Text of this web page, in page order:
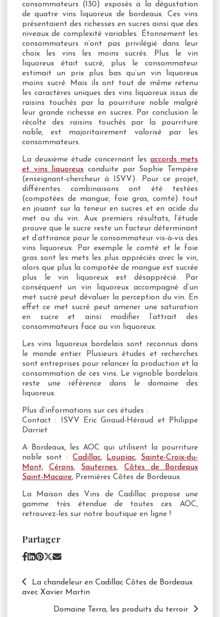
consommateurs (130) exposés à la dégustation
de quatre vins liquoreux de bordeaux. Ces vins
présentaient des richesses en sucres ainsi que des
niveaux de complexité variables. Étonnement les
consommateurs n’ont pas privilégié dans leur
choix les vins les moins sucrés. Plus le vin
liquoreux était sucré, plus le consommateur
estimait un prix plus bas qu’un vin liquoreux
moins sucré. Mais ils ont tout de même retenu
les caractères uniques des vins liquoreux issus de
raisins touchés par la pourriture noble malgré
leur grande richesse en sucres. Par conclusion le
récolte des raisins touchés par la pourriture
noble, est majoritairement valorisé par les
consommateurs.
La deuxième étude concernant les accords mets
et vins liquoreux conduite par Sophie Tempère
(enseignant-chercheur à ISVV). Pour ce projet,
différentes combinaisons ont été testées
(compotées de mangue, foie gras, comté) tout
en jouant sur la teneur en sucres et en acide du
met ou du vin. Aux premiers résultats, l’étude
prouve que le sucre reste un facteur déterminant
et d’attirance pour le consommateur vis-à-vis des
vins liquoreux. Par exemple le comté et le foie
gras sont les mets les plus appréciés avec le vin,
alors que plus la compotée de mangue est sucrée
plus le vin liquoreux est désapprécié. Par
conséquent un vin liquoreux accompagné d’un
met sucré peut dévaluer la perception du vin. En
effet ce met sucré peut amener une saturation
en sucre et ainsi modifier l’attrait des
consommateurs face au vin liquoreux.
Les vins liquoreux bordelais sont reconnus dans
le monde entier. Plusieurs études et recherches
sont entreprises pour relancer la production et la
consommation de ces vins. Le vignoble bordelais
reste une référence dans le domaine des
liquoreux.
Plus d’informations sur ces études :
Contact : ISVV Eric Giraud-Héraud et Philippe
Darriet
A Bordeaux, les AOC qui utilisent la pourriture
noble sont : Cadillac, Loupiac, Sainte-Croix-du-
Mont,
Cérons, Sauternes, Côtes de Bordeaux
Saint-Macaire, Premières Côtes de Bordeaux.
La Maison des Vins de Cadillac propose une
gamme très étendue de toutes ces AOC,
retrouvez-les sur notre boutique en ligne !
Partager
La chandeleur en Cadillac Côtes de Bordeaux
avec Xavier Martin
Domaine Terra, les produits du terroir